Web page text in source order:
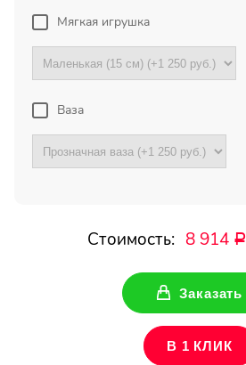
Спасибо !
Все отзывы
наших акциях и скидках
Мягкая игрушка
Ваза
Стоимость: 8 914 Р
Заказать
В 1 КЛИК